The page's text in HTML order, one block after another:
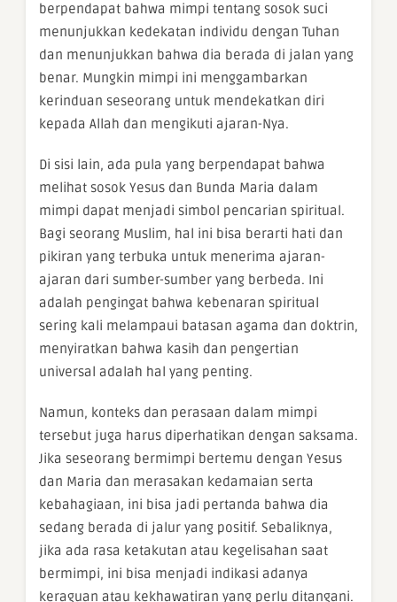
berpendapat bahwa mimpi tentang sosok suci
menunjukkan kedekatan individu dengan Tuhan
dan menunjukkan bahwa dia berada di jalan yang
benar. Mungkin mimpi ini menggambarkan
kerinduan seseorang untuk mendekatkan diri
kepada Allah dan mengikuti ajaran-Nya.
Di sisi lain, ada pula yang berpendapat bahwa
melihat sosok Yesus dan Bunda Maria dalam
mimpi dapat menjadi simbol pencarian spiritual.
Bagi seorang Muslim, hal ini bisa berarti hati dan
pikiran yang terbuka untuk menerima ajaran-
ajaran dari sumber-sumber yang berbeda. Ini
adalah pengingat bahwa kebenaran spiritual
sering kali melampaui batasan agama dan doktrin,
menyiratkan bahwa kasih dan pengertian
universal adalah hal yang penting.
Namun, konteks dan perasaan dalam mimpi
tersebut juga harus diperhatikan dengan saksama.
Jika seseorang bermimpi bertemu dengan Yesus
dan Maria dan merasakan kedamaian serta
kebahagiaan, ini bisa jadi pertanda bahwa dia
sedang berada di jalur yang positif. Sebaliknya,
jika ada rasa ketakutan atau kegelisahan saat
bermimpi, ini bisa menjadi indikasi adanya
keraguan atau kekhawatiran yang perlu ditangani.